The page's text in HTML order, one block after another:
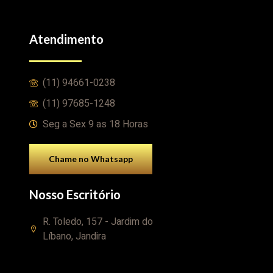
Atendimento
(11) 94661-0238
(11) 97685-1248
Seg a Sex 9 as 18 Horas
Chame no Whatsapp
Nosso Escritório
R. Toledo, 157 - Jardim do
Líbano, Jandira